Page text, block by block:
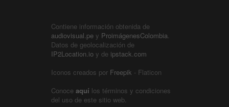
Contiene información obtenida de
audiovisual.pe y ProimágenesColombia.
Datos de geolocalización de
IP2Location.io y de ipstack.com
Iconos creados por Freepik - Flaticon
Conoce aquí los términos y condiciones
del uso de este sitio web.